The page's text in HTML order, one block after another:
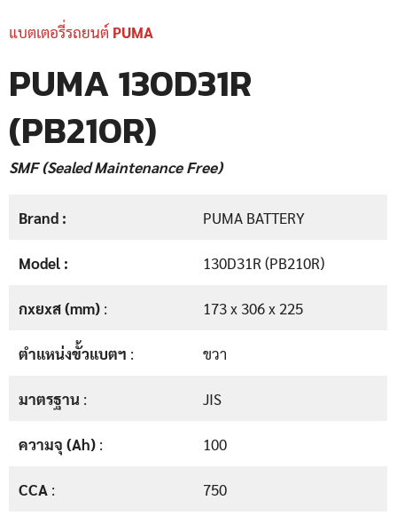
แบตเตอรี่รถยนต์ PUMA
PUMA 130D31R
(PB210R)
SMF (Sealed Maintenance Free)
Brand : PUMA BATTERY
Model : 130D31R (PB210R)
กxยxส (mm) : 173 x 306 x 225
ตำแหน่งขั้วแบตฯ : ขวา
มาตรฐาน : JIS
ความจุ (Ah) : 100
CCA : 750